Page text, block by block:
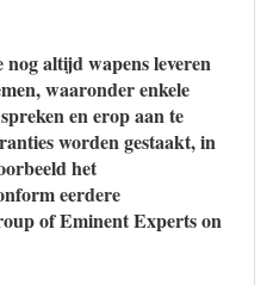
altijd wapens leveren
waaronder enkele
en erop aan te
worden gestaakt, in
het
eerdere
of Eminent Experts on